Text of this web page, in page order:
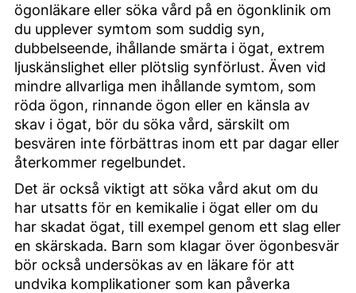
ögonläkare eller söka vård på en ögonklinik om
du upplever symtom som suddig syn,
dubbelseende, ihållande smärta i ögat, extrem
ljuskänslighet eller plötslig synförlust. Även vid
mindre allvarliga men ihållande symtom, som
röda ögon, rinnande ögon eller en känsla av
skav i ögat, bör du söka vård, särskilt om
besvären inte förbättras inom ett par dagar eller
återkommer regelbundet.
Det är också viktigt att söka vård akut om du
har utsatts för en kemikalie i ögat eller om du
har skadat ögat, till exempel genom ett slag eller
en skärskada. Barn som klagar över ögonbesvär
bör också undersökas av en läkare för att
undvika komplikationer som kan påverka